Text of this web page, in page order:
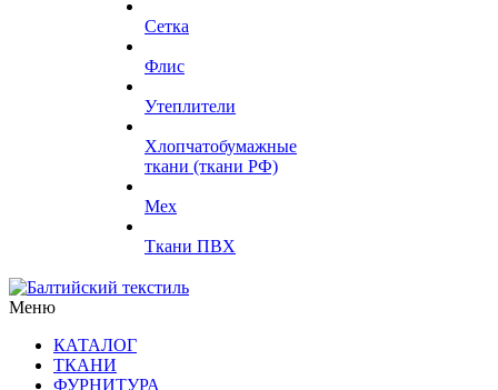
Сетка
Флис
Утеплители
Хлопчатобумажные
ткани (ткани РФ)
Мех
Ткани ПВХ
Меню
КАТАЛОГ
ТКАНИ
ФУРНИТУРА